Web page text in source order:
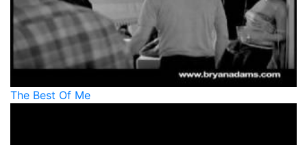
The Best Of Me